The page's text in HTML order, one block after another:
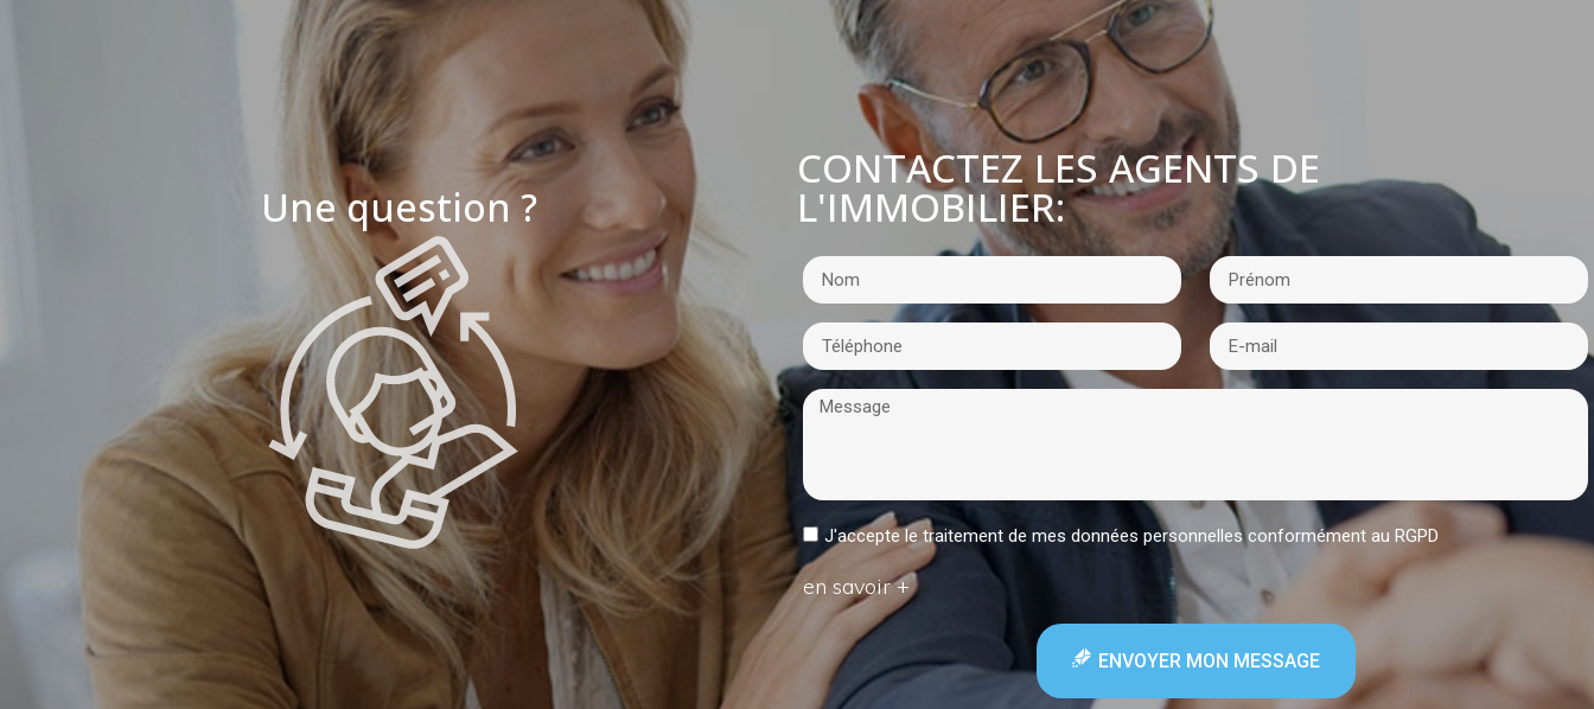
Une question ?
CONTACTEZ LES AGENTS DE
L'IMMOBILIER:
J'accepte le traitement de mes données personnelles conformément au RGPD
en savoir +
ENVOYER MON MESSAGE